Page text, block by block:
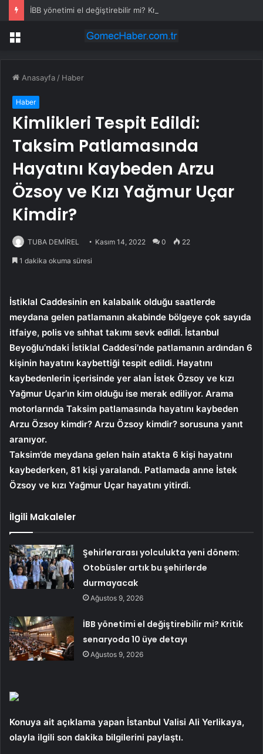
Menü
Anasayfa / Haber
Haber
Kimlikleri Tespit Edildi:
Taksim Patlamasında
Hayatını Kaybeden Arzu
Özsoy ve Kızı Yağmur Uçar
Kimdir?
TUBA DEMİREL Kasım 14, 2022 0 22
1 dakika okuma süresi
İstiklal Caddesinin en kalabalık olduğu saatlerde
meydana gelen patlamanın akabinde bölgeye çok sayıda
itfaiye, polis ve sıhhat takımı sevk edildi. İstanbul
Beyoğlu’ndaki İstiklal Caddesi’nde patlamanın ardından 6
kişinin hayatını kaybettiği tespit edildi. Hayatını
kaybedenlerin içerisinde yer alan İstek Özsoy ve kızı
Yağmur Uçar’ın kim olduğu ise merak ediliyor. Arama
motorlarında Taksim patlamasında hayatını kaybeden
Arzu Özsoy kimdir? Arzu Özsoy kimdir? sorusuna yanıt
aranıyor.
Taksim’de meydana gelen hain atakta 6 kişi hayatını
kaybederken, 81 kişi yaralandı. Patlamada anne İstek
Özsoy ve kızı Yağmur Uçar hayatını yitirdi.
İlgili Makaleler
Şehirlerarası yolculukta yeni dönem:
Otobüsler artık bu şehirlerde
durmayacak
Ağustos 9, 2026
İBB yönetimi el değiştirebilir mi? Kritik
senaryoda 10 üye detayı
Ağustos 9, 2026
Konuya ait açıklama yapan İstanbul Valisi Ali Yerlikaya,
olayla ilgili son dakika bilgilerini paylaştı.